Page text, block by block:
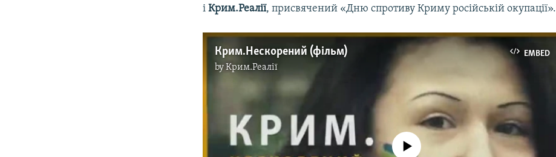
іКрим.Реалії, присвячений «Дню спротиву Криму російській окупації».
EMBED
Крим.Нескорений (фільм)
byКрим.Реалії
No media source currently available